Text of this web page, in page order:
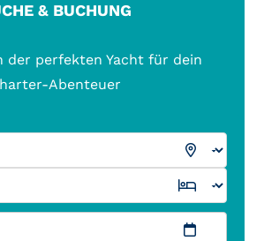
& BUCHUNG
der perfekten Yacht für dein
Abenteuer